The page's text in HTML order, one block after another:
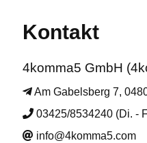
Kontakt
4komma5 GmbH
Am Gabelsberg 7,
03425/8534240 (Di. -
info@4komma5.com